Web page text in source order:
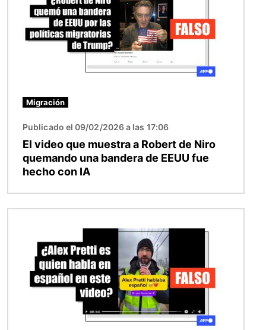
Migración
Publicado el 09/02/2026 a las 17:06
El video que muestra a Robert de Niro
quemando una bandera de EEUU fue
hecho con IA